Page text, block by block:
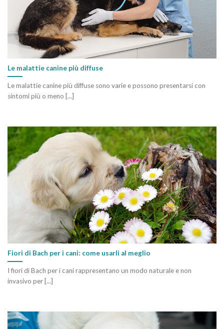
Le malattie canine più diffuse
Le malattie canine più diffuse sono varie e possono presentarsi con
sintomi più o meno [...]
Fiori di Bach per i cani: come usarli al meglio
I fiori di Bach per i cani rappresentano un modo naturale e non
invasivo per [...]